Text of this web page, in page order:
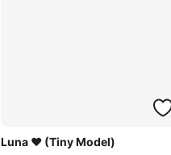
Luna ♥ (Tiny Model)